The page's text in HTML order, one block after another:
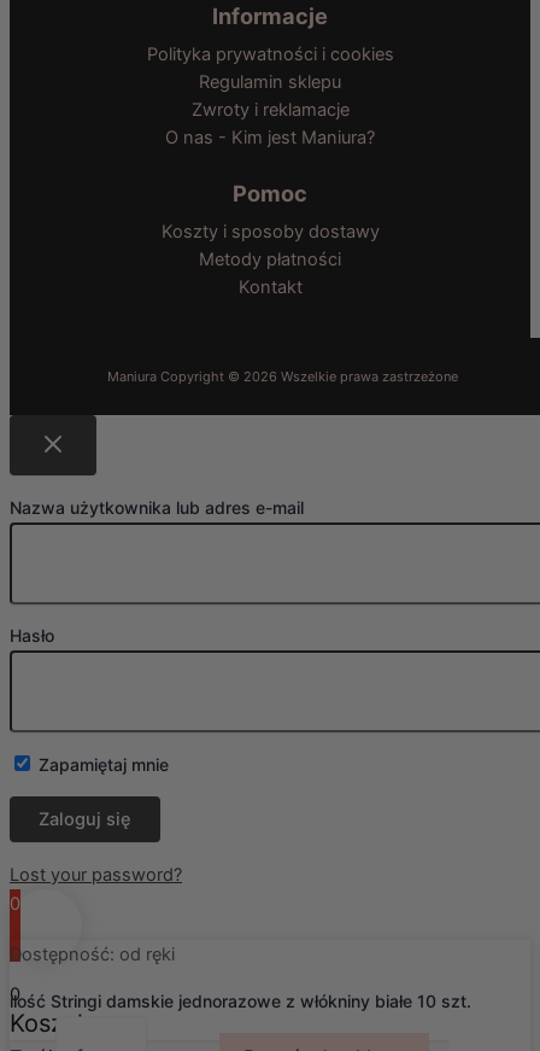
Informacje
Polityka prywatności i cookies
Regulamin sklepu
Zwroty i reklamacje
O nas - Kim jest Maniura?
Pomoc
Koszty i sposoby dostawy
Metody płatności
Kontakt
Nazwa użytkownika lub adres e-mail
Hasło
Zapamiętaj mnie
Lost your password?
0
0
Koszyk
Dostępność: od ręki
ilość Stringi damskie jednorazowe z włókniny białe 10 szt.